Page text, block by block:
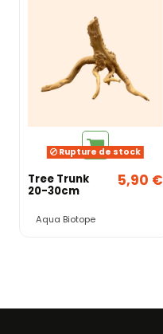
Rupture de stock
Tree Trunk
20-30cm
Aqua Biotope
5,90 €